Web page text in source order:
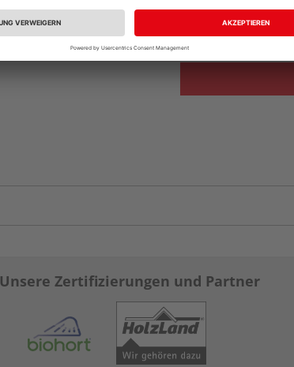
Auf
Unsere Zertifizierungen und Partner